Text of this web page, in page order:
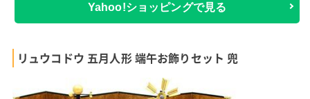
Yahoo!ショッピングで見る
リュウコドウ 五月人形 端午お飾りセット 兜